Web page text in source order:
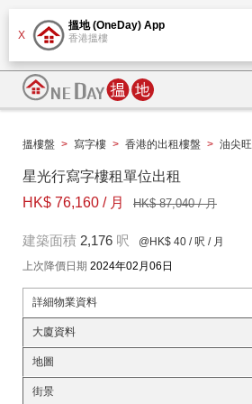
X
搵地 (OneDay) App
香港搵樓
搵樓盤 > 寫字樓 > 香港的出租樓盤 > 油尖旺
星光行寫字樓租單位出租
HK$ 76,160 / 月
HK$ 87,040 / 月
建築面積 2,176 呎 @HK$ 40 / 呎 / 月
上次降價日期 2024年02月06日
詳細物業資料
大廈資料
地圖
街景